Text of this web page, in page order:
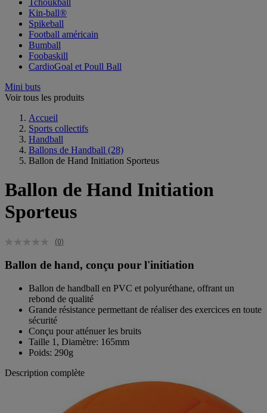
Kin-ball®
Spikeball
Football américain
Bumball
Foobaskill
CardioGoal et Poull Ball
Mini buts
Voir tous les produits
Accueil
Sports collectifs
Handball
Ballons de Handball (28)
Ballon de Hand Initiation Sporteus
Ballon de Hand Initiation
Sporteus
(0)
Ballon de hand, conçu pour l'initiation
Ballon de handball en PVC et polyuréthane, offrant un
rebond de qualité
Grande résistance permettant de réaliser des exercices en toute
sécurité
Conçu pour atténuer les bruits
Taille 1, Diamètre: 165mm
Poids: 290g
Description complète